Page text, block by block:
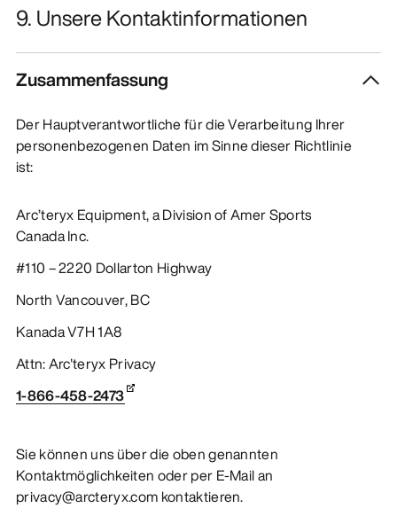
9. Unsere Kontaktinformationen
Zusammenfassung
Der Hauptverantwortliche für die Verarbeitung Ihrer
personenbezogenen Daten im Sinne dieser Richtlinie
ist:
Arc’teryx Equipment, a Division of Amer Sports
Canada Inc.
#110 – 2220 Dollarton Highway
North Vancouver, BC
Kanada V7H 1A8
Attn: Arc'teryx Privacy
1-866-458-2473
Sie können uns über die oben genannten
Kontaktmöglichkeiten oder per E-Mail an
privacy@arcteryx.com kontaktieren.